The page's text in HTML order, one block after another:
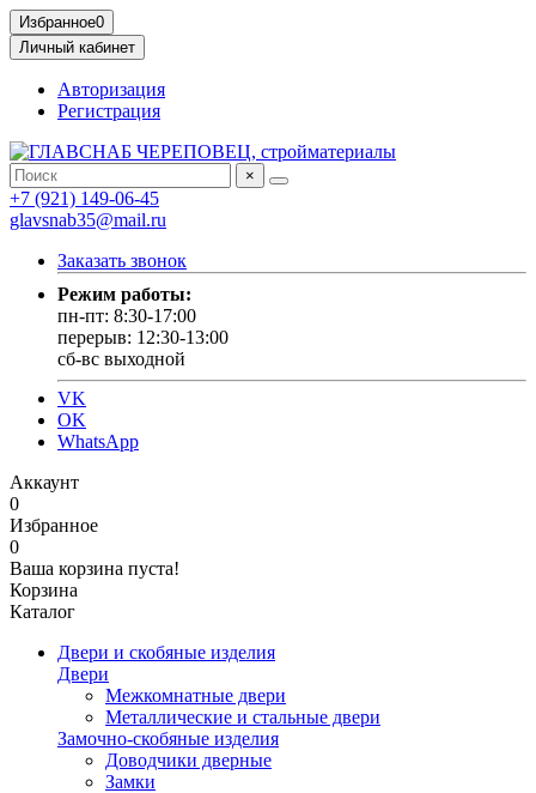
Избранное0
Личный кабинет
Авторизация
Регистрация
×
+7 (921) 149-06-45
glavsnab35@mail.ru
Заказать звонок
Режим работы:
пн-пт: 8:30-17:00
перерыв: 12:30-13:00
сб-вс выходной
VK
OK
WhatsApp
Аккаунт
0
Избранное
0
Ваша корзина пуста!
Корзина
Каталог
Двери и скобяные изделия
Двери
Межкомнатные двери
Металлические и стальные двери
Замочно-скобяные изделия
Доводчики дверные
Замки